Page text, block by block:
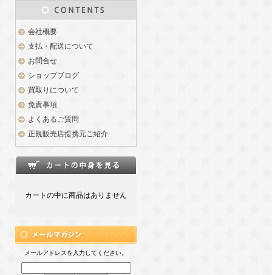
会社概要
支払・配送について
お問合せ
ショップブログ
買取りについて
免責事項
よくあるご質問
正規販売店提携元ご紹介
カートの中に商品はありません
メールアドレスを入力してください。